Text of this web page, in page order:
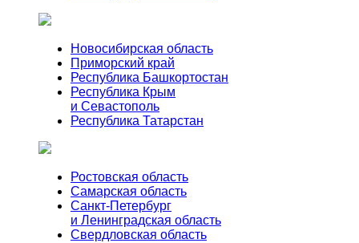
Новосибирская область
Приморский край
Республика Башкортостан
Республика Крым
и Севастополь
Республика Татарстан
Ростовская область
Самарская область
Санкт-Петербург
и Ленинградская область
Свердловская область